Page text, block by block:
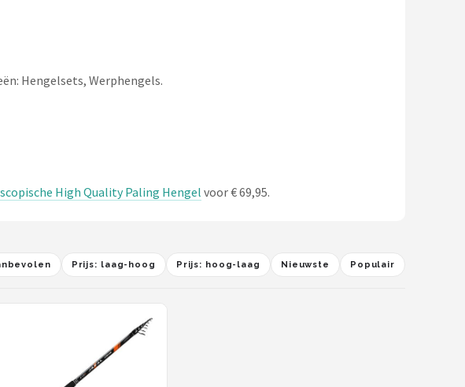
Hengelsets, Werphengels.
High Quality Paling Hengel voor € 69,95.
Prijs: laag-hoog Prijs: hoog-laag Nieuwste Populair